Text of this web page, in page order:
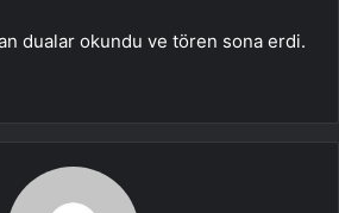
dualar okundu ve tören sona erdi.